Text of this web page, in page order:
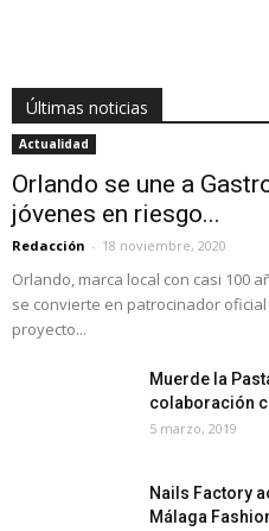
Últimas noticias
Actualidad
Orlando se une a
jóvenes en riesgo...
Redacción - 18 noviembre, 2020
Orlando, marca local con casi 100
se convierte en patrocinador
proyecto...
Muerde la
colaboración
5 marzo, 2019
Nails Factory
Málaga